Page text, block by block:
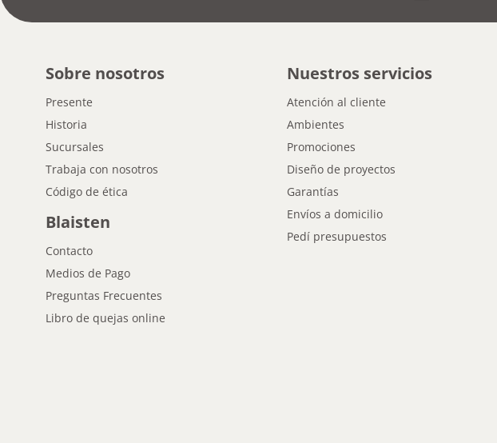
Sobre nosotros
Presente
Historia
Sucursales
Trabaja con nosotros
Código de ética
Blaisten
Contacto
Medios de Pago
Preguntas Frecuentes
Libro de quejas online
Nuestros servicios
Atención al cliente
Ambientes
Promociones
Diseño de proyectos
Garantías
Envíos a domicilio
Pedí presupuestos